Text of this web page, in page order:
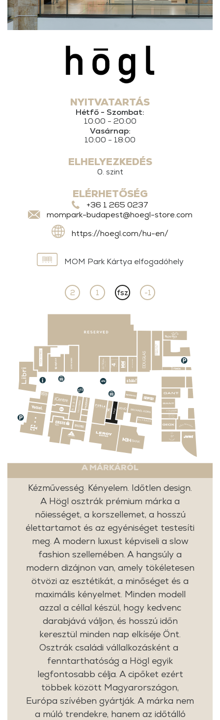
NYITVATARTÁS
Hétfő - Szombat:
10:00 - 20:00
Vasárnap:
10:00 - 18:00
ELHELYEZKEDÉS
0. szint
ELÉRHETŐSÉG
+36 1 265 0237
mompark-budapest@hoegl-store.com
https://hoegl.com/hu-en/
MOM Park Kártya elfogadóhely
2 1 fsz -1
A MÁRKÁRÓL
Kézművesség. Kényelem. Időtlen design.
A Högl osztrák prémium márka a
nőiességet, a korszellemet, a hosszú
élettartamot és az egyéniséget testesíti
meg. A modern luxust képviseli a slow
fashion szellemében. A hangsúly a
modern dizájnon van, amely tökéletesen
ötvözi az esztétikát, a minőséget és a
maximális kényelmet. Minden modell
azzal a céllal készül, hogy kedvenc
darabjává váljon, és hosszú időn
keresztül minden nap elkíséje Önt.
Osztrák családi vállalkozásként a
fenntarthatóság a Högl egyik
legfontosabb célja. A cipőket ezért
többek között Magyarországon,
Európa szívében gyártják. A márka nem
a múló trendekre, hanem az időtálló